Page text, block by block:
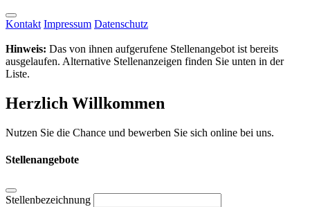
Kontakt Impressum Datenschutz
Hinweis: Das von ihnen aufgerufene Stellenangebot ist bereits
ausgelaufen. Alternative Stellenanzeigen finden Sie unten in der
Liste.
Herzlich Willkommen
Nutzen Sie die Chance und bewerben Sie sich online bei uns.
Stellenangebote
Stellenbezeichnung